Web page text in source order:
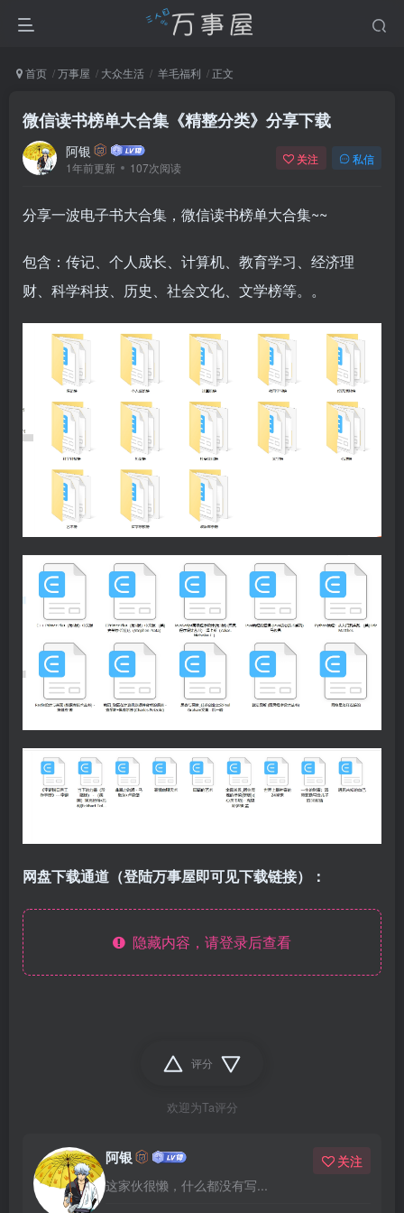
首页 万事屋 大众生活 羊毛福利 正文
微信读书榜单大合集《精整分类》分享下载
阿银
1年前更新 107次阅读
关注 私信
分享一波电子书大合集，微信读书榜单大合集~~
包含：传记、个人成长、计算机、教育学习、经济理
财、科学科技、历史、社会文化、文学榜等。。
网盘下载通道（登陆万事屋即可见下载链接）：
隐藏内容，请登录后查看
评分
欢迎为Ta评分
阿银
这家伙很懒，什么都没有写...
关注